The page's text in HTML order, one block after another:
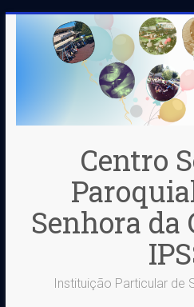
Centro
Senhora da
Instituição Particular de